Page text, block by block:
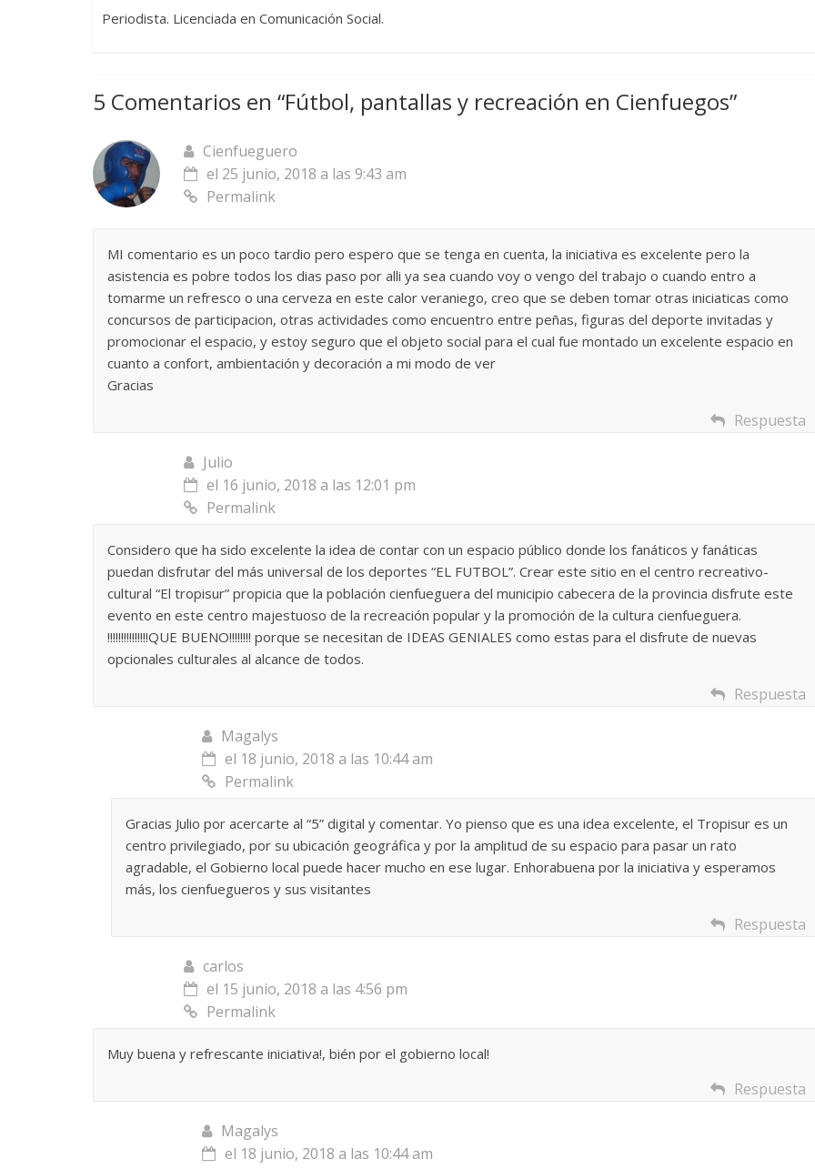
Periodista. Licenciada en Comunicación Social.
5 Comentarios en “Fútbol, pantallas y recreación en Cienfuegos”
Cienfueguero
el 25 junio, 2018 a las 9:43 am
Permalink
MI comentario es un poco tardio pero espero que se tenga en cuenta, la iniciativa es excelente pero la
asistencia es pobre todos los dias paso por alli ya sea cuando voy o vengo del trabajo o cuando entro a
tomarme un refresco o una cerveza en este calor veraniego, creo que se deben tomar otras iniciaticas como
concursos de participacion, otras actividades como encuentro entre peñas, figuras del deporte invitadas y
promocionar el espacio, y estoy seguro que el objeto social para el cual fue montado un excelente espacio en
cuanto a confort, ambientación y decoración a mi modo de ver
Gracias
Respuesta
Julio
el 16 junio, 2018 a las 12:01 pm
Permalink
Considero que ha sido excelente la idea de contar con un espacio público donde los fanáticos y fanáticas
puedan disfrutar del más universal de los deportes “EL FUTBOL”. Crear este sitio en el centro recreativo-
cultural “El tropisur” propicia que la población cienfueguera del municipio cabecera de la provincia disfrute este
evento en este centro majestuoso de la recreación popular y la promoción de la cultura cienfueguera.
!!!!!!!!!!!!!!!QUE BUENO!!!!!!!! porque se necesitan de IDEAS GENIALES como estas para el disfrute de nuevas
opcionales culturales al alcance de todos.
Respuesta
Magalys
el 18 junio, 2018 a las 10:44 am
Permalink
Gracias Julio por acercarte al “5” digital y comentar. Yo pienso que es una idea excelente, el Tropisur es un
centro privilegiado, por su ubicación geográfica y por la amplitud de su espacio para pasar un rato
agradable, el Gobierno local puede hacer mucho en ese lugar. Enhorabuena por la iniciativa y esperamos
más, los cienfuegueros y sus visitantes
Respuesta
carlos
el 15 junio, 2018 a las 4:56 pm
Permalink
Muy buena y refrescante iniciativa!, bién por el gobierno local!
Respuesta
Magalys
el 18 junio, 2018 a las 10:44 am
atormentada de Denís
Francisco G.